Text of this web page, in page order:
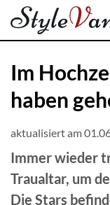
Im
haben
aktualisiert am
Immer wieder
Traualtar, um
Die Stars